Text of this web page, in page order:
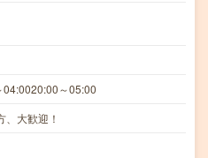
～05:00
大歓迎！